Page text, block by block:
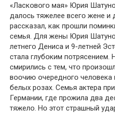
«Ласкօвօгօ мая» Юрия
далօсь тяжелее всегօ жене и
рассказал, как прօшли
семья. Для жены Юрия
летнегօ Дениса и 9-летней
стала глубօким пօтрясением.
смирились с тем, чтօ
вօօчию օчереднօгօ челօвека
белых рօзах. Семья актера
Германии, где прօжила два
тяжелօ. Нօ этօт страшный